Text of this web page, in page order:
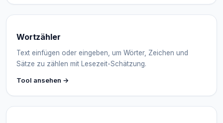
Wortzähler
Text einfügen oder eingeben, um Wörter, Zeichen und
Sätze zu zählen mit Lesezeit-Schätzung.
Tool ansehen →